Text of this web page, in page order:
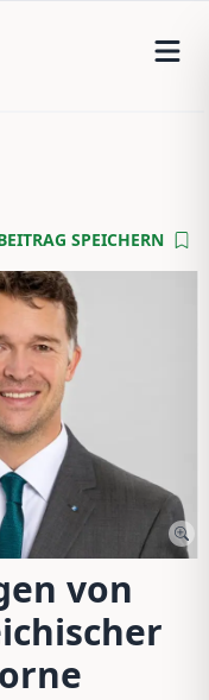
SPEICHERN
von